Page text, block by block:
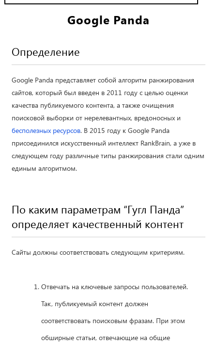
Google Panda
Определение
Google Panda представляет собой алгоритм ранжирования
сайтов, который был введен в 2011 году с целью оценки
качества публикуемого контента, а также очищения
поисковой выборки от нерелевантных, вредоносных и
бесполезных ресурсов. В 2015 году к Google Panda
присоединился искусственный интеллект RankBrain, а уже в
следующем году различные типы ранжирования стали одним
единым алгоритмом.
По каким параметрам “Гугл Панда”
определяет качественный контент
Сайты должны соответствовать следующим критериям.
Отвечать на ключевые запросы пользователей.
Так, публикуемый контент должен
соответствовать поисковым фразам. При этом
обширные статьи, отвечающие на общие